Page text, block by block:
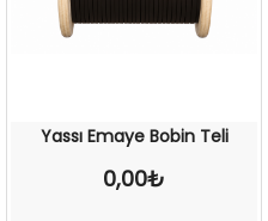
Yassı Emaye Bobin Teli
0,00₺